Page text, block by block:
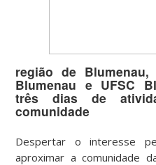
região de Blumenau,
Blumenau e UFSC
três dias de
comunidade
Despertar o interesse
aproximar a comunidade